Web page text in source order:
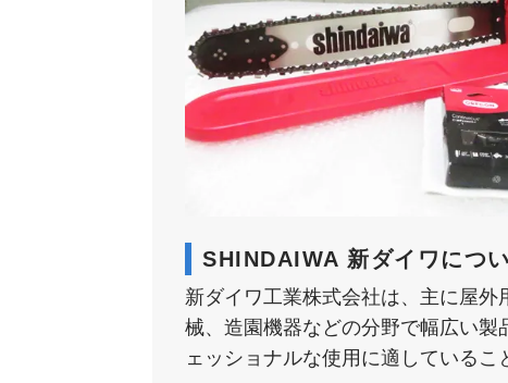
SHINDAIWA 新ダイワにつ
新ダイワ工業株式会社は、主に屋
械、造園機器などの分野で幅広い
ェッショナルな使用に適しているこ